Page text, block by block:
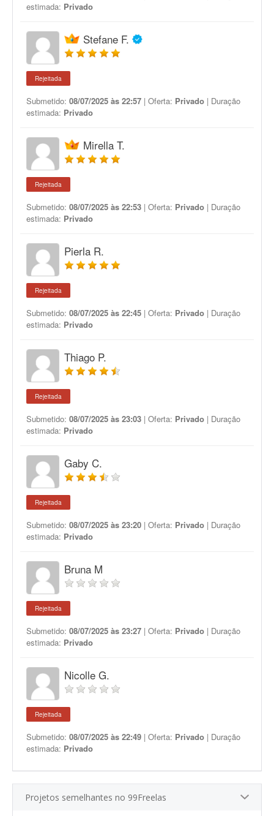
estimada: Privado
Stefane F.
Rejeitada
Submetido: 08/07/2025 às 22:57 | Oferta: Privado | Duração
estimada: Privado
Mirella T.
Rejeitada
Submetido: 08/07/2025 às 22:53 | Oferta: Privado | Duração
estimada: Privado
Pierla R.
Rejeitada
Submetido: 08/07/2025 às 22:45 | Oferta: Privado | Duração
estimada: Privado
Thiago P.
Rejeitada
Submetido: 08/07/2025 às 23:03 | Oferta: Privado | Duração
estimada: Privado
Gaby C.
Rejeitada
Submetido: 08/07/2025 às 23:20 | Oferta: Privado | Duração
estimada: Privado
Bruna M
Rejeitada
Submetido: 08/07/2025 às 23:27 | Oferta: Privado | Duração
estimada: Privado
Nicolle G.
Rejeitada
Submetido: 08/07/2025 às 22:49 | Oferta: Privado | Duração
estimada: Privado
Projetos semelhantes no 99Freelas